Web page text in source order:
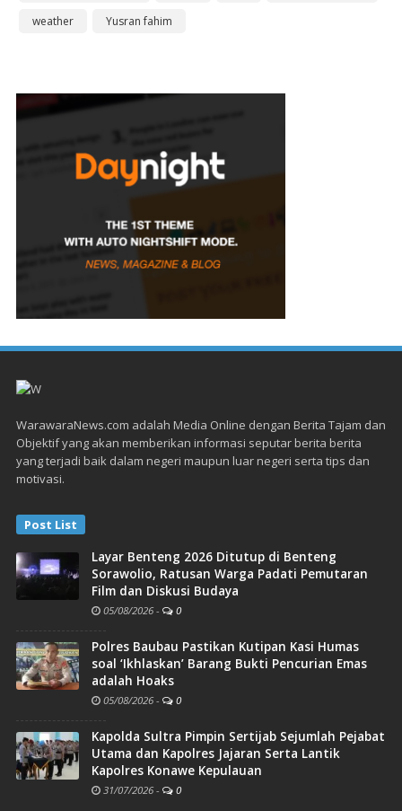
weather
Yusran fahim
WarawaraNews.com adalah Media Online dengan Berita Tajam dan
Objektif yang akan memberikan informasi seputar berita berita
yang terjadi baik dalam negeri maupun luar negeri serta tips dan
motivasi.
Post List
Layar Benteng 2026 Ditutup di Benteng
Sorawolio, Ratusan Warga Padati Pemutaran
Film dan Diskusi Budaya
05/08/2026 - 0
Polres Baubau Pastikan Kutipan Kasi Humas
soal ‘Ikhlaskan’ Barang Bukti Pencurian Emas
adalah Hoaks
05/08/2026 - 0
Kapolda Sultra Pimpin Sertijab Sejumlah Pejabat
Utama dan Kapolres Jajaran Serta Lantik
Kapolres Konawe Kepulauan
31/07/2026 - 0